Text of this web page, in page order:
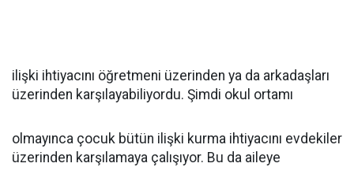
ilişki ihtiyacını öğretmeni üzerinden ya da arkadaşları
üzerinden karşılayabiliyordu. Şimdi okul ortamı
olmayınca çocuk bütün ilişki kurma ihtiyacını evdekiler
üzerinden karşılamaya çalışıyor. Bu da aileye